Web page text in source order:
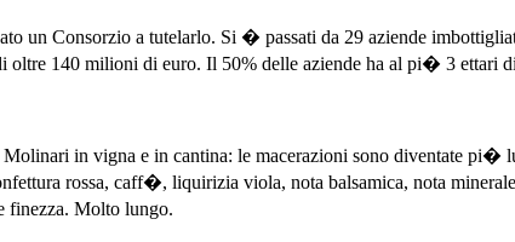
un Consorzio a tutelarlo. Si � passati da 29 aziende
140 milioni di euro. Il 50% delle aziende ha al pi� 3 ettari
in vigna e in cantina: le macerazioni sono diventate
rossa, caff�, liquirizia viola, nota balsamica, nota
finezza. Molto lungo.